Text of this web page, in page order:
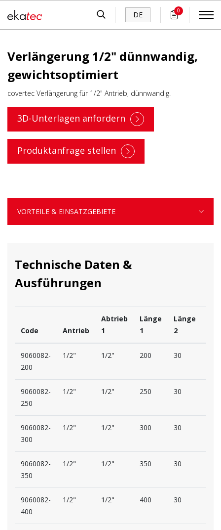
DE 0
Verlängerung 1/2" dünnwandig,
gewichtsoptimiert
covertec Verlängerung für 1/2" Antrieb, dünnwandig.
3D-Unterlagen anfordern
Produktanfrage stellen
VORTEILE & EINSATZGEBIETE
Technische Daten &
Ausführungen
Code Antrieb
Abtrieb
1
Länge
1
Länge
2
9060082-
200
1/2" 1/2" 200 30
9060082-
250
1/2" 1/2" 250 30
9060082-
300
1/2" 1/2" 300 30
9060082-
350
1/2" 1/2" 350 30
9060082-
400
1/2" 1/2" 400 30